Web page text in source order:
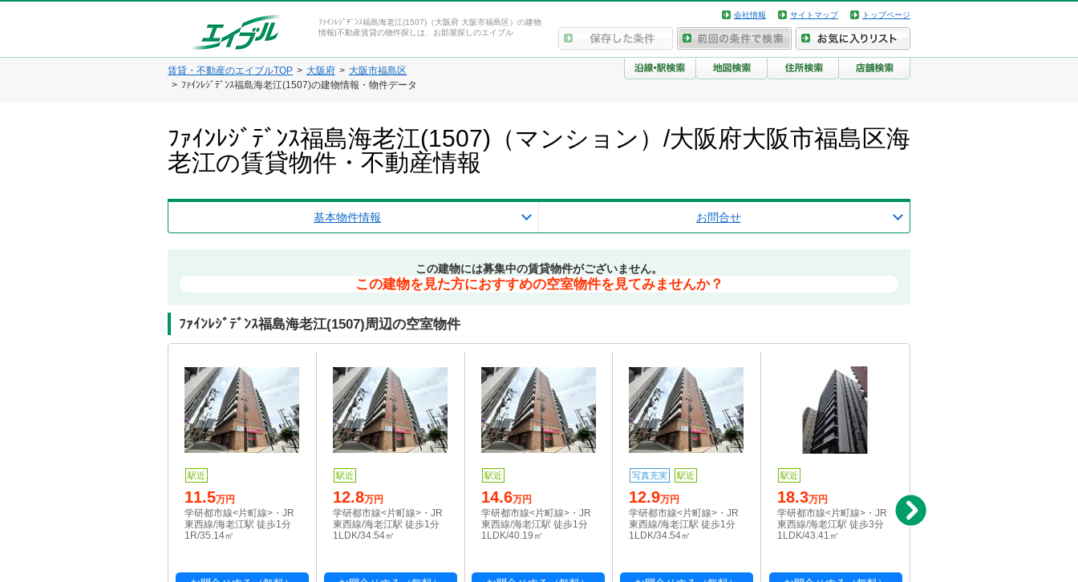
ﾌｧｲﾝﾚｼﾞﾃﾞﾝｽ福島海老江(1507)（大阪府 大阪市福島区）の建物
情報|不動産賃貸の物件探しは、お部屋探しのエイブル
会社情報 サイトマップ トップページ
賃貸・不動産のエイブルTOP 大阪府
大阪市福島区
ﾌｧｲﾝﾚｼﾞﾃﾞﾝｽ福島海老江(1507)の建物情報・物件データ
ﾌｧｲﾝﾚｼﾞﾃﾞﾝｽ福島海老江(1507)（マンション）/大阪府大阪市福島区海
老江の賃貸物件・不動産情報
基本物件情報 お問合せ
この建物には募集中の賃貸物件がございません。
この建物を見た方におすすめの空室物件を見てみませんか？
ﾌｧｲﾝﾚｼﾞﾃﾞﾝｽ福島海老江(1507)周辺の空室物件
駅近
11.5万円
学研都市線<片町線>・JR
東西線/海老江駅 徒歩1分
1R/35.14㎡
駅近
12.8万円
学研都市線<片町線>・JR
東西線/海老江駅 徒歩1分
1LDK/34.54㎡
駅近
14.6万円
学研都市線<片町線>・JR
東西線/海老江駅 徒歩1分
1LDK/40.19㎡
写真充実 駅近
12.9万円
学研都市線<片町線>・JR
東西線/海老江駅 徒歩1分
1LDK/34.54㎡
駅近
18.3万円
学研都市線<片町線>・JR
東西線/海老江駅 徒歩3分
1LDK/43.41㎡
大阪環状線/野田駅 徒歩10